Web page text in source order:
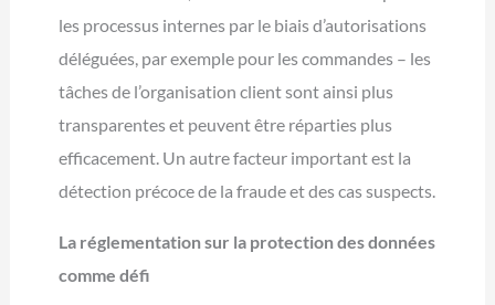
les processus internes par le biais d’autorisations
déléguées, par exemple pour les commandes – les
tâches de l’organisation client sont ainsi plus
transparentes et peuvent être réparties plus
efficacement. Un autre facteur important est la
détection précoce de la fraude et des cas suspects.
La réglementation sur la protection des données
comme défi